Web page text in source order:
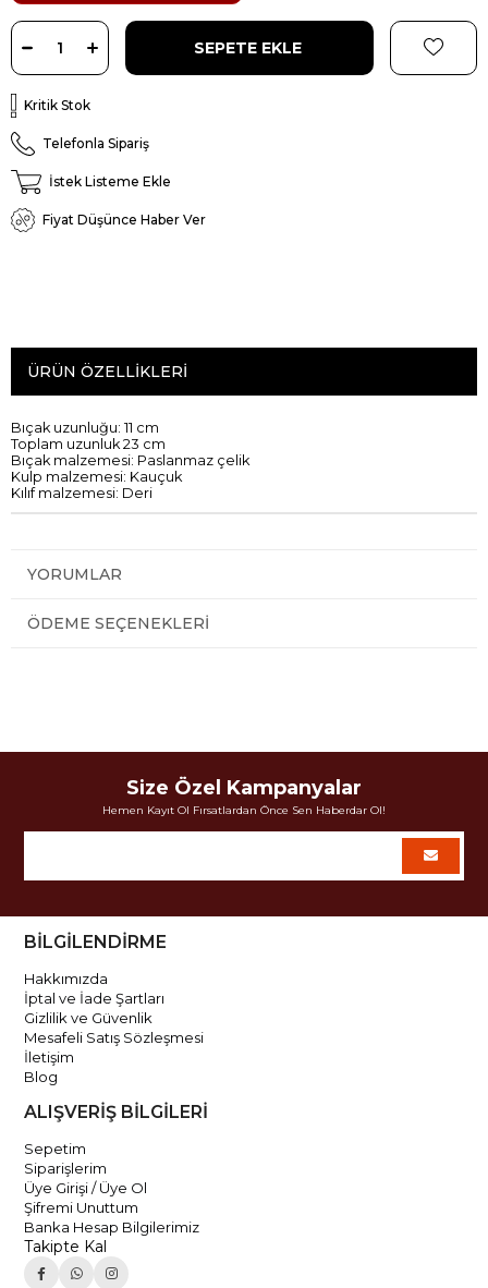
Kritik Stok
Telefonla Sipariş
İstek Listeme Ekle
Fiyat Düşünce Haber Ver
ÜRÜN ÖZELLIKLERI
Bıçak uzunluğu: 11 cm
Toplam uzunluk 23 cm
Bıçak malzemesi: Paslanmaz çelik
Kulp malzemesi: Kauçuk
Kılıf malzemesi: Deri
YORUMLAR
ÖDEME SEÇENEKLERI
Size Özel Kampanyalar
Hemen Kayıt Ol Fırsatlardan Önce Sen Haberdar Ol!
BİLGİLENDİRME
Hakkımızda
İptal ve İade Şartları
Gizlilik ve Güvenlik
Mesafeli Satış Sözleşmesi
İletişim
Blog
ALIŞVERİŞ BİLGİLERİ
Sepetim
Siparişlerim
Üye Girişi / Üye Ol
Şifremi Unuttum
Banka Hesap Bilgilerimiz
Takipte Kal